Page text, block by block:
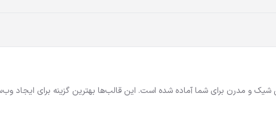
شیک و مدرن برای شما آماده شده است. این قالب‌ها بهترین گزینه برای ایجاد